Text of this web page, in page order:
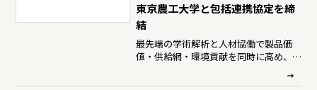
東京農工大学と包括連携協定を締
結
最先端の学術解析と人材協働で製品価
値・供給網・環境貢献を同時に高め、